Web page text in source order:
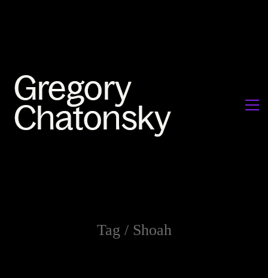
Tag / Shoah